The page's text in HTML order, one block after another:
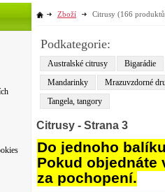
Zboží Citrusy (166
Podkategorie:
Australské citrusy Bigarádie
Mandarinky
Mrazuvzdorné
Tangela, tangory
Citrusy - Strana 3
Do jednoho
Pokud objednáte
za pochopení.